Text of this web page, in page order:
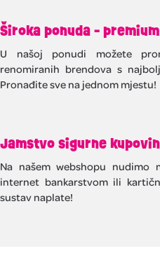
Široka ponuda -
U našoj ponudi možete
renomiranih brendova s
Pronađite sve na jednom mjestu!
Jamstvo sigurne
Na našem webshopu nudimo
internet bankarstvom ili
sustav naplate!